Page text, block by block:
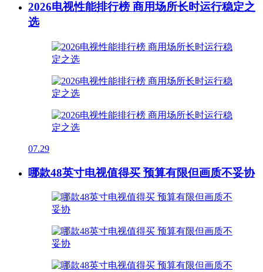
2026电视性能排行榜 商用场所长时运行稳定之
选
07.29
哪款48英寸电视值得买 预算有限但画质不妥协